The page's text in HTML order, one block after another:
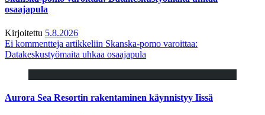
osaajapula
Kirjoitettu 5.8.2026
Ei kommentteja artikkeliin Skanska-pomo varoittaa:
Datakeskustyömaita uhkaa osaajapula
Aurora Sea Resortin rakentaminen käynnistyy Iissä